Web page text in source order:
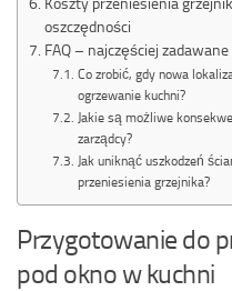
oszczędności
FAQ – najczęściej
Co zrobić, gdy nowa
ogrzewanie kuchni?
Jakie są możliwe
zarządcy?
Jak uniknąć uszkodzeń
przeniesienia grzejnika?
Przygotowanie do
pod okno w kuchni